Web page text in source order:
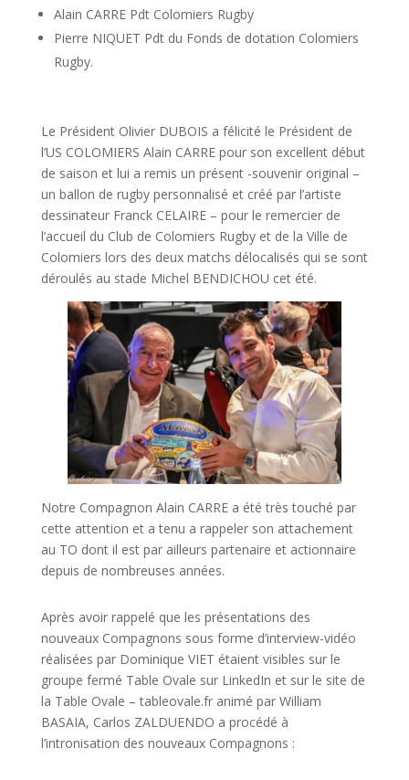
Alain CARRE Pdt Colomiers Rugby
Pierre NIQUET Pdt du Fonds de dotation Colomiers
Rugby.
Le Président Olivier DUBOIS a félicité le Président de
l’US COLOMIERS Alain CARRE pour son excellent début
de saison et lui a remis un présent -souvenir original –
un ballon de rugby personnalisé et créé par l’artiste
dessinateur Franck CELAIRE – pour le remercier de
l’accueil du Club de Colomiers Rugby et de la Ville de
Colomiers lors des deux matchs délocalisés qui se sont
déroulés au stade Michel BENDICHOU cet été.
Notre Compagnon Alain CARRE a été très touché par
cette attention et a tenu a rappeler son attachement
au TO dont il est par ailleurs partenaire et actionnaire
depuis de nombreuses années.
Après avoir rappelé que les présentations des
nouveaux Compagnons sous forme d’interview-vidéo
réalisées par Dominique VIET étaient visibles sur le
groupe fermé Table Ovale sur LinkedIn et sur le site de
la Table Ovale – tableovale.fr animé par William
BASAIA, Carlos ZALDUENDO a procédé à
l’intronisation des nouveaux Compagnons :